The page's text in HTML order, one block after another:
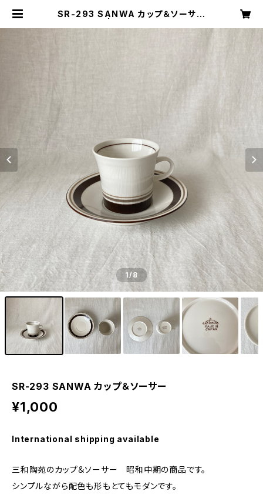
SR-293 SANWA カップ＆ソーサー
1/8
SR-293 SANWA カップ＆ソーサー
¥1,000
International shipping available
三和陶苑のカップ＆ソーサー 昭和中期の商品です。
シンプルながら配色も形もとてもモダンです。